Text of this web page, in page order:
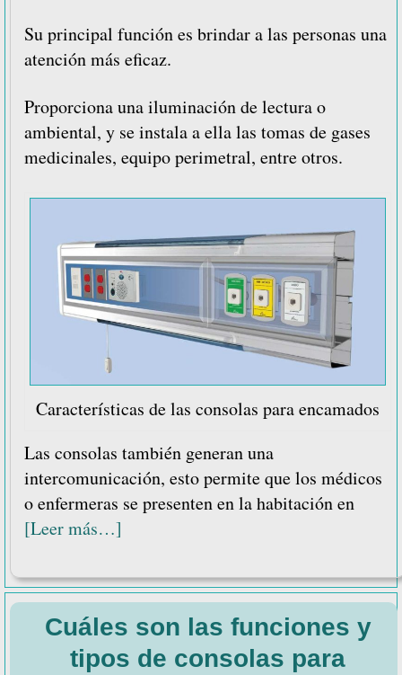
Su principal función es brindar a las personas una
atención más eficaz.
Proporciona una iluminación de lectura o
ambiental, y se instala a ella las tomas de gases
medicinales, equipo perimetral, entre otros.
Características de las consolas para encamados
Las consolas también generan una
intercomunicación, esto permite que los médicos
o enfermeras se presenten en la habitación en
[Leer más…]
Características
de
las
consolas
Cuáles son las funciones y
tipos de consolas para